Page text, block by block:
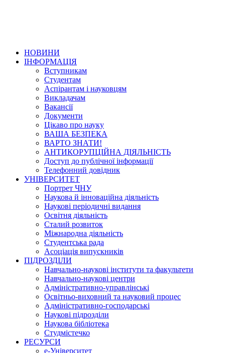
НОВИНИ
ІНФОРМАЦІЯ
Вступникам
Студентам
Аспірантам і науковцям
Викладачам
Вакансії
Документи
Цікаво про науку
ВАША БЕЗПЕКА
ВАРТО ЗНАТИ!
АНТИКОРУПЦІЙНА ДІЯЛЬНІСТЬ
Доступ до публічної інформації
Телефонний довідник
УНІВЕРСИТЕТ
Портрет ЧНУ
Наукова й інноваційна діяльність
Наукові періодичні видання
Освітня діяльність
Сталий розвиток
Міжнародна діяльність
Студентська рада
Асоціація випускників
ПІДРОЗДІЛИ
Навчально-наукові інститути та факультети
Навчально-наукові центри
Адміністративно-управлінські
Освітньо-виховний та науковий процес
Адміністративно-господарські
Наукові підрозділи
Наукова бібліотека
Студмістечко
РЕСУРСИ
е-Університет